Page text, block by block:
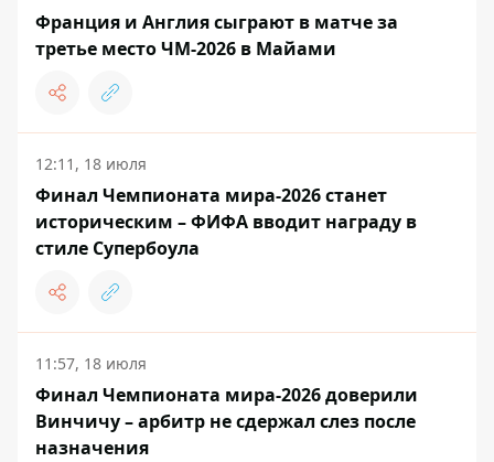
Франция и Англия сыграют в матче за
третье место ЧМ-2026 в Майами
12:11, 18 июля
Финал Чемпионата мира-2026 станет
историческим – ФИФА вводит награду в
стиле Супербоула
11:57, 18 июля
Финал Чемпионата мира-2026 доверили
Винчичу – арбитр не сдержал слез после
назначения